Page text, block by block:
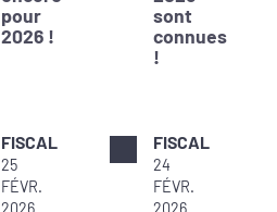
pour
2026 !
sont
connues
!
FISCAL
25
FÉVR.
FISCAL
24
FÉVR.